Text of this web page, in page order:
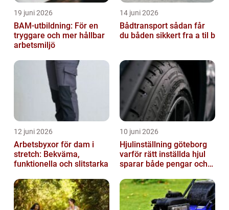
19 juni 2026
BAM-utbildning: För en
tryggare och mer hållbar
arbetsmiljö
14 juni 2026
Bådtransport sådan får
du båden sikkert fra a til b
12 juni 2026
Arbetsbyxor för dam i
stretch: Bekväma,
funktionella och slitstarka
10 juni 2026
Hjulinställning göteborg
varför rätt inställda hjul
sparar både pengar och